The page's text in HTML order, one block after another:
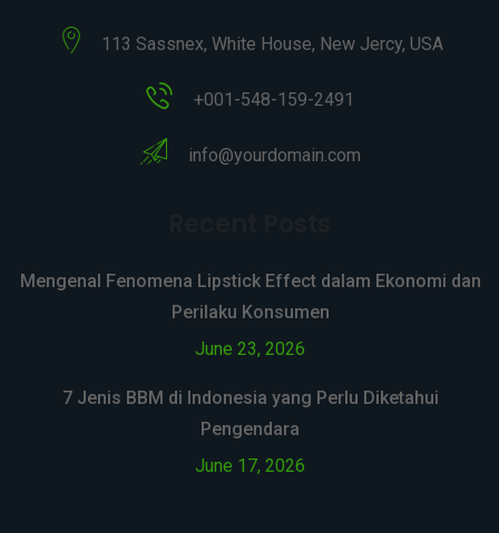
113 Sassnex, White House, New Jercy, USA
+001-548-159-2491
info@yourdomain.com
Mengenal Fenomena Lipstick Effect dalam Ekonomi dan
Perilaku Konsumen
June 23, 2026
7 Jenis BBM di Indonesia yang Perlu Diketahui
Pengendara
June 17, 2026